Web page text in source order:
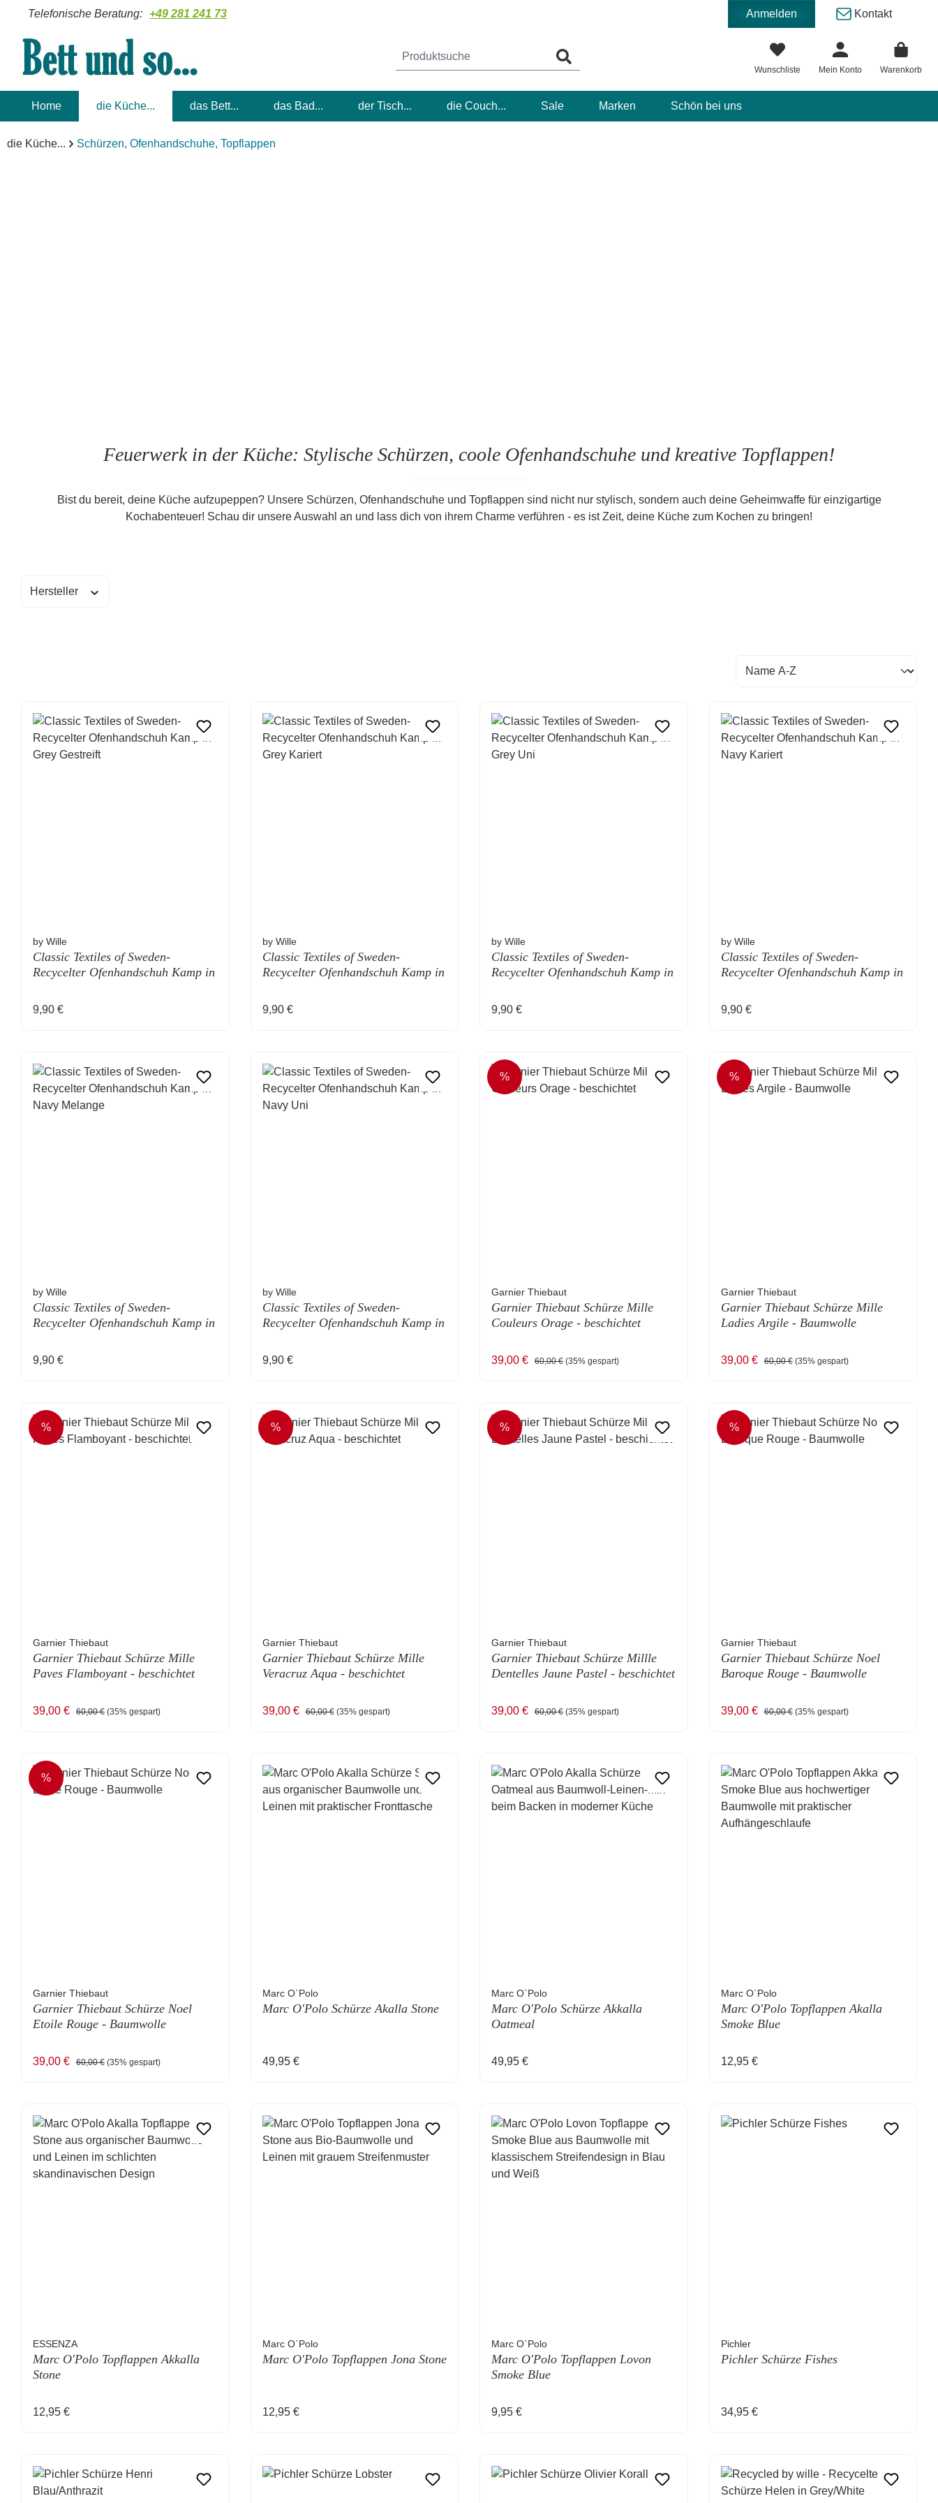
Hauptinhalt springen
Zur Suche springen
Zur Hauptnavigation springen
Telefonische Beratung: +49 281 241 73 Anmelden Kontakt
Wunschliste Mein Konto Warenkorb
Home die Küche... das Bett... das Bad... der Tisch... die Couch... Sale Marken Schön bei uns
die Küche... Schürzen, Ofenhandschuhe, Topflappen
Feuerwerk in der Küche: Stylische Schürzen, coole Ofenhandschuhe und kreative Topflappen!
Bist du bereit, deine Küche aufzupeppen? Unsere Schürzen, Ofenhandschuhe und Topflappen sind nicht nur stylisch, sondern auch deine Geheimwaffe für einzigartige
Kochabenteuer! Schau dir unsere Auswahl an und lass dich von ihrem Charme verführen - es ist Zeit, deine Küche zum Kochen zu bringen!
Hersteller
by Wille
Classic Textiles of Sweden-
Recycelter Ofenhandschuh Kamp in
Regulärer Preis:
9,90 €
by Wille
Classic Textiles of Sweden-
Recycelter Ofenhandschuh Kamp in
Regulärer Preis:
9,90 €
by Wille
Classic Textiles of Sweden-
Recycelter Ofenhandschuh Kamp in
Regulärer Preis:
9,90 €
by Wille
Classic Textiles of Sweden-
Recycelter Ofenhandschuh Kamp in
Regulärer Preis:
9,90 €
by Wille
Classic Textiles of Sweden-
Recycelter Ofenhandschuh Kamp in
Regulärer Preis:
9,90 €
by Wille
Classic Textiles of Sweden-
Recycelter Ofenhandschuh Kamp in
Regulärer Preis:
9,90 €
RABATT
%
Garnier Thiebaut
Garnier Thiebaut Schürze Mille
Couleurs Orage - beschichtet
Verkaufspreis:
39,00 € Regulärer Preis:
60,00 € (35% gespart)
RABATT
%
Garnier Thiebaut
Garnier Thiebaut Schürze Mille
Ladies Argile - Baumwolle
Verkaufspreis:
39,00 € Regulärer Preis:
60,00 € (35% gespart)
RABATT
%
Garnier Thiebaut
Garnier Thiebaut Schürze Mille
Paves Flamboyant - beschichtet
Verkaufspreis:
39,00 € Regulärer Preis:
60,00 € (35% gespart)
RABATT
%
Garnier Thiebaut
Garnier Thiebaut Schürze Mille
Veracruz Aqua - beschichtet
Verkaufspreis:
39,00 € Regulärer Preis:
60,00 € (35% gespart)
RABATT
%
Garnier Thiebaut
Garnier Thiebaut Schürze Millle
Dentelles Jaune Pastel - beschichtet
Verkaufspreis:
39,00 € Regulärer Preis:
60,00 € (35% gespart)
RABATT
%
Garnier Thiebaut
Garnier Thiebaut Schürze Noel
Baroque Rouge - Baumwolle
Verkaufspreis:
39,00 € Regulärer Preis:
60,00 € (35% gespart)
RABATT
%
Garnier Thiebaut
Garnier Thiebaut Schürze Noel
Etoile Rouge - Baumwolle
Verkaufspreis:
39,00 € Regulärer Preis:
60,00 € (35% gespart)
Marc O`Polo
Marc O'Polo Schürze Akalla Stone
Regulärer Preis:
49,95 €
Marc O`Polo
Marc O'Polo Schürze Akkalla
Oatmeal
Regulärer Preis:
49,95 €
Marc O`Polo
Marc O'Polo Topflappen Akalla
Smoke Blue
Regulärer Preis:
12,95 €
ESSENZA
Marc O'Polo Topflappen Akkalla
Stone
Regulärer Preis:
12,95 €
Marc O`Polo
Marc O'Polo Topflappen Jona Stone
Regulärer Preis:
12,95 €
Marc O`Polo
Marc O'Polo Topflappen Lovon
Smoke Blue
Regulärer Preis:
9,95 €
Pichler
Pichler Schürze Fishes
Regulärer Preis:
34,95 €